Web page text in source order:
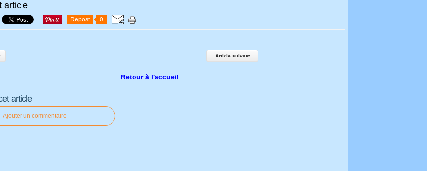
article
Repost 0
Article suivant
Retour à l'accueil
article
Ajouter un commentaire